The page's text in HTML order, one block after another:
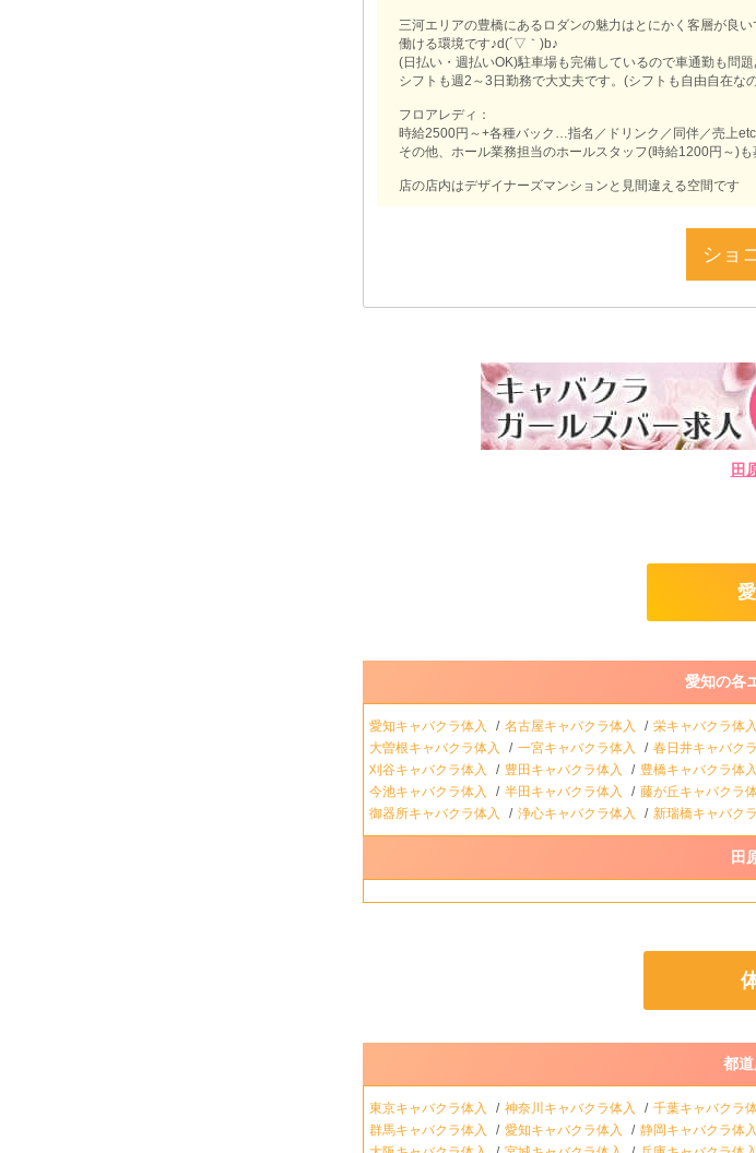
三河エリアの豊橋にあるロダンの魅力はとにかく客層が良
働ける環境です♪d(´▽｀)b♪
(日払い・週払いOK)駐車場も完備しているので車通勤も問題
シフトも週2～3日勤務で大丈夫です。(シフトも自由自在
フロアレディ：
時給2500円～+各種バック…指名／ドリンク／同伴／売上etc
その他、ホール業務担当のホールスタッフ(時給1200円～)も
店の店内はデザイナーズマンションと見間違える空間です
ショ
田
愛知の各
愛知キャバクラ体入 名古屋キャバクラ体入 栄キャバクラ体入
大曽根キャバクラ体入
一宮キャバクラ体入 春日井キャバク
刈谷キャバクラ体入
豊田キャバクラ体入 豊橋キャバクラ体入
今池キャバクラ体入
半田キャバクラ体入 藤が丘キャバクラ
御器所キャバクラ体入
浄心キャバクラ体入 新瑞橋キャバク
田
都
東京キャバクラ体入 神奈川キャバクラ体入 千葉キャバクラ
群馬キャバクラ体入
愛知キャバクラ体入 静岡キャバクラ体入